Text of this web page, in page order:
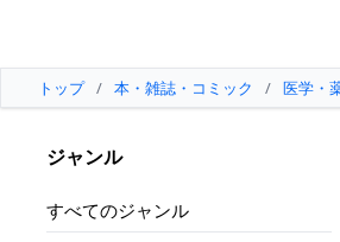
トップ / 本・雑誌・コミック / 医学・
ジャンル
すべてのジャンル